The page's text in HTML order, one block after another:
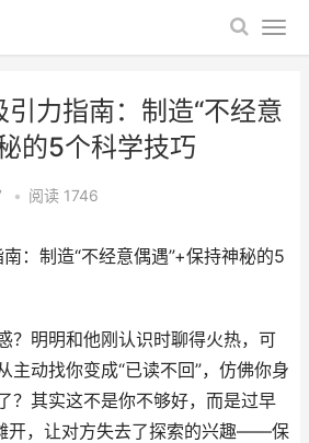
力指南：制造“不经意
的5个科学技巧
• 阅读 1746
：制造“不经意偶遇”+保持神秘的5
？明明和他刚认识时聊得火热，可
主动找你变成“已读不回”，仿佛你身
？其实这不是你不够好，而是过早
开，让对方失去了探索的兴趣——保